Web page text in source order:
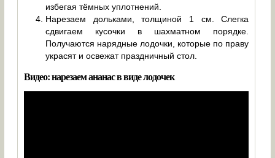
избегая тёмных уплотнений.
Нарезаем дольками, толщиной 1 см. Слегка
сдвигаем кусочки в шахматном порядке.
Получаются нарядные лодочки, которые по праву
украсят и освежат праздничный стол.
Видео: нарезаем ананас в виде лодочек